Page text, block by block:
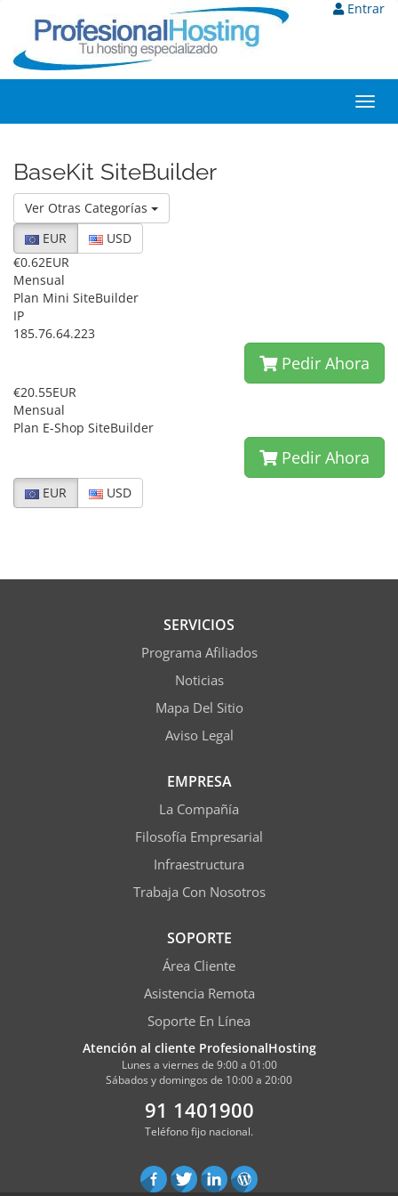
Entrar
BaseKit SiteBuilder
Ver Otras Categorías
EUR
USD
€0.62EUR
Mensual
Plan Mini SiteBuilder
IP
185.76.64.223
Pedir Ahora
€20.55EUR
Mensual
Plan E-Shop SiteBuilder
Pedir Ahora
EUR USD
SERVICIOS
Programa Afiliados
Noticias
Mapa Del Sitio
Aviso Legal
EMPRESA
La Compañía
Filosofía Empresarial
Infraestructura
Trabaja Con Nosotros
SOPORTE
Área Cliente
Asistencia Remota
Soporte En Línea
Atención al cliente ProfesionalHosting
Lunes a viernes de 9:00 a 01:00
Sábados y domingos de 10:00 a 20:00
91 1401900
Teléfono fijo nacional.